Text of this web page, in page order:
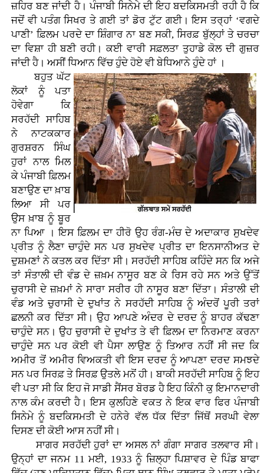
ਜ਼ਹਿਰ ਬਣ ਜਾਂਦੀ ਹੈ। ਪੰਜਾਬੀ ਸਿਨੇਮੇ ਦੀ ਇਹ ਬਦਕਿਸਮਤੀ ਰਹੀ ਹੈ ਕਿ
ਜਦੋਂ ਵੀ ਪਤੰਗ ਸਿਖਰ ਤੇ ਗਈ ਤਾਂ ਡੋਰ ਟੁੱਟ ਗਈ। ਇਸ ਤਰ੍ਹਾਂ ‘ਵਗਦੇ
ਪਾਣੀ’ ਫ਼ਿਲਮ ਪਰਦੇ ਦਾ ਸ਼ਿੰਗਾਰ ਨਾ ਬਣ ਸਕੀ, ਸਿਰਫ਼ ਬੁੱਲ੍ਹਾਂ ਤੇ ਚਰਚਾ
ਦਾ ਵਿਸ਼ਾ ਹੀ ਬਣੀ ਰਹੀ। ਕਈ ਵਾਰੀ ਸਫ਼ਲਤਾ ਤੁਹਾਡੇ ਕੋਲ ਦੀ ਗੁਜ਼ਰ
ਜਾਂਦੀ ਹੈ। ਅਸੀਂ ਧਿਆਨ ਵਿੱਚ ਹੁੰਦੇ ਹੋਏ ਵੀ ਬੇਧਿਆਨੇ ਹੁੰਦੇ ਹਾਂ ।
ਬਹੁਤ ਘੱਟ
ਲੋਕਾਂ ਨੂੰ ਪਤਾ
ਹੋਵੇਗਾ ਕਿ
ਸਰਹੱਦੀ ਸਾਹਿਬ
ਨੇ ਨਾਟਕਕਾਰ
ਗੁਰਸ਼ਰਨ ਸਿੰਘ
ਹੁਰਾਂ ਨਾਲ ਮਿਲ
ਕੇ ਪੰਜਾਬੀ ਫ਼ਿਲਮ
ਬਣਾਉਣ ਦਾ ਖ਼ਾਬ
ਲਿਆ ਸੀ ਪਰ
ਉਸ ਖ਼ਾਬ ਨੂੰ ਬੂਰ
ਨਾ ਪਿਆ । ਇਸ ਫ਼ਿਲਮ ਦਾ ਹੀਰੋ ਉਹ ਰੰਗ-ਮੰਚ ਦੇ ਅਦਾਕਾਰ ਸੁਖਦੇਵ
ਪ੍ਰੀਤ ਨੂੰ ਲੈਣਾ ਚਾਹੁੰਦੇ ਸਨ ਪਰ ਸੁਖਦੇਵ ਪ੍ਰੀਤ ਦਾ ਇਨਸਾਨੀਅਤ ਦੇ
ਦੁਸ਼ਮਣਾਂ ਨੇ ਕਤਲ ਕਰ ਦਿੱਤਾ ਸੀ। ਸਰਹੱਦੀ ਸਾਹਿਬ ਕਹਿੰਦੇ ਸਨ ਕਿ ਅਜੇ
ਤਾਂ ਸੰਤਾਲੀ ਦੀ ਵੰਡ ਦੇ ਜ਼ਖ਼ਮ ਨਾਸੂਰ ਬਣ ਕੇ ਰਿਸ ਰਹੇ ਸਨ ਅਤੇ ਉੱਤੋਂ
ਚੁਰਾਸੀ ਦੇ ਜ਼ਖ਼ਮਾਂ ਨੇ ਸਾਰਾ ਸਰੀਰ ਹੀ ਨਾਸੂਰ ਬਣਾ ਦਿੱਤਾ। ਸੰਤਾਲੀ ਦੀ
ਵੰਡ ਅਤੇ ਚੁਰਾਸੀ ਦੇ ਦੁਖਾਂਤ ਨੇ ਸਰਹੱਦੀ ਸਾਹਿਬ ਨੂੰ ਅੰਦਰੋਂ ਪੂਰੀ ਤਰਾਂ
ਛਲਨੀ ਕਰ ਦਿੱਤਾ ਸੀ। ਉਹ ਆਪਣੇ ਅੰਦਰ ਦੇ ਦਰਦ ਨੂੰ ਬਾਹਰ ਕੱਢਣਾ
ਚਾਹੁੰਦੇ ਸਨ। ਉਹ ਚੁਰਾਸੀ ਦੇ ਦੁਖਾਂਤ ਤੇ ਵੀ ਫ਼ਿਲਮ ਦਾ ਨਿਰਮਾਣ ਕਰਨਾ
ਚਾਹੁੰਦੇ ਸਨ ਪਰ ਕੋਈ ਵੀ ਪੈਸਾ ਲਾਉਣ ਨੂੰ ਤਿਆਰ ਨਹੀਂ ਸੀ ਜਦ ਕਿ
ਅਮੀਰ ਤੋਂ ਅਮੀਰ ਵਿਅਕਤੀ ਵੀ ਇਸ ਦਰਦ ਨੂੰ ਆਪਣਾ ਦਰਦ ਸਮਝਦੇ
ਸਨ ਪਰ ਸਿਰਫ਼ ਤੇ ਸਿਰਫ਼ ਉਤਲੇ ਮਨੋਂ ਹੀ। ਬਾਕੀ ਸਰਹੱਦੀ ਸਾਹਿਬ ਨੂੰ ਇਹ
ਵੀ ਪਤਾ ਸੀ ਕਿ ਇਹ ਜੋ ਸਾਡੀ ਸੈਂਸਰ ਬੋਰਡ ਹੈ ਇਹ ਕਿੰਨੀ ਕੁ ਇਮਾਨਦਾਰੀ
ਨਾਲ ਕੰਮ ਕਰਦੀ ਹੈ। ਇਸ ਕੁਲਹਿਣੇ ਵਕਤ ਨੇ ਇਕ ਵਾਰ ਫਿਰ ਪੰਜਾਬੀ
ਸਿਨੇਮੇ ਨੂੰ ਬਦਕਿਸਮਤੀ ਦੇ ਹਨੇਰੇ ਵੱਲ ਧੱਕ ਦਿੱਤਾ ਜਿੱਥੋਂ ਸਰਘੀ ਵੇਲਾ
ਦਿਸਣ ਦੀ ਕੋਈ ਆਸ ਨਹੀਂ ਸੀ।
ਸਾਗਰ ਸਰਹੱਦੀ ਹੁਰਾਂ ਦਾ ਅਸਲ ਨਾਂ ਗੰਗਾ ਸਾਗਰ ਤਲਵਾਰ ਸੀ।
ਉਨ੍ਹਾਂ ਦਾ ਜਨਮ 11 ਮਈ, 1933 ਨੂੰ ਜ਼ਿਲ੍ਹਾ ਪਿਸ਼ਾਵਰ ਦੇ ਪਿੰਡ ਬਾਫਾ